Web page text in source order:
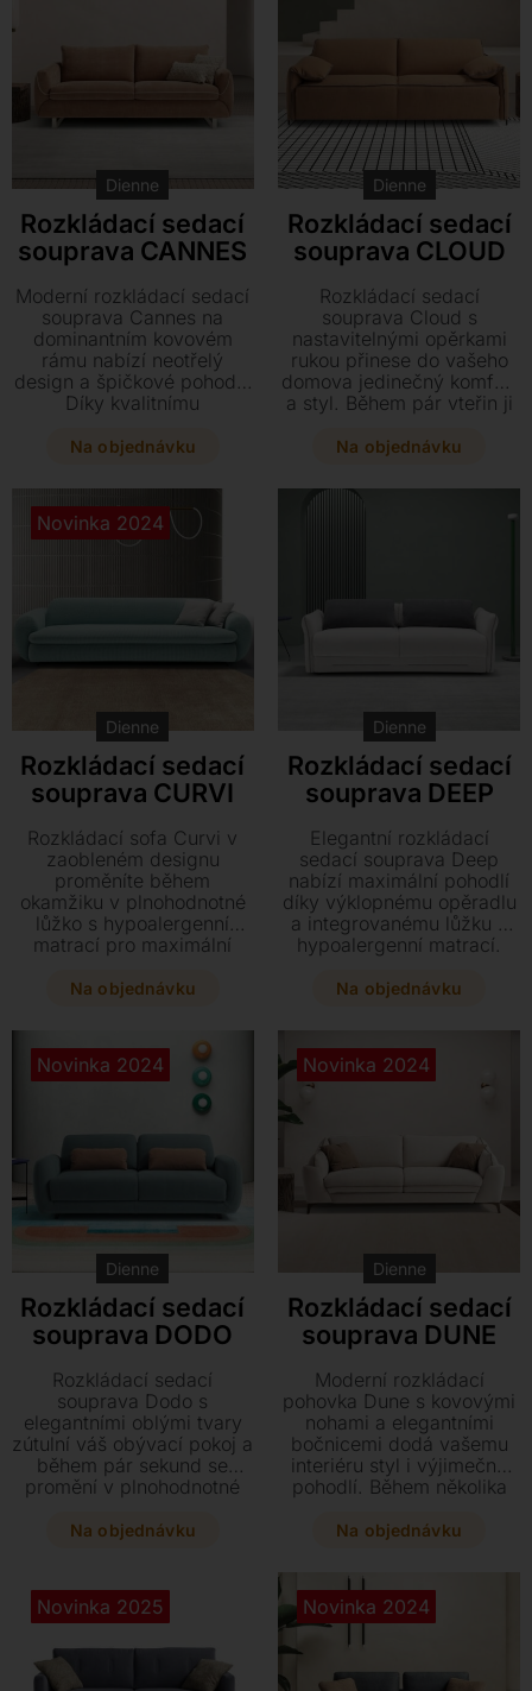
Dienne
Rozkládací sedací
souprava CANNES
Moderní rozkládací sedací
souprava Cannes na
dominantním kovovém
rámu nabízí neotřelý
design a špičkové pohodlí.
Díky kvalitnímu
hypoalergenní matrací ji
proměníte v plnohodnotné
lůžko pro dokonalý spánek.
Vyberte si z široké škály
vašich představ.
Na objednávku
Dienne
Rozkládací sedací
souprava CLOUD
Rozkládací sedací
souprava Cloud s
nastavitelnými opěrkami
rukou přinese do vašeho
domova jedinečný komfort
a styl. Během pár vteřin ji
lůžko s hypoalergenní
mechanismem pro
dokonalý spánek. Vyberte
Na objednávku
Novinka 2024
Dienne
Rozkládací sedací
souprava CURVI
Rozkládací sofa Curvi v
zaobleném designu
proměníte během
okamžiku v plnohodnotné
lůžko s hypoalergenní
matrací pro maximální
kousek s odnímatelným
stejném provedení. Pro
snazší manipulaci lze
pohovku vybavit
praktickými kolečky.
Na objednávku
Dienne
Rozkládací sedací
souprava DEEP
Elegantní rozkládací
sedací souprava Deep
nabízí maximální pohodlí
díky výklopnému opěradlu
a integrovanému lůžku s
hypoalergenní matrací.
textilních materiálů s
vytvořte si dokonalé místo
pro každodenní relaxaci i
spánek.
Na objednávku
Novinka 2024
Dienne
Rozkládací sedací
souprava DODO
Rozkládací sedací
souprava Dodo s
elegantními oblými tvary
zútulní váš obývací pokoj a
během pár sekund se
promění v plnohodnotné
matrací. Tento kvalitní
dřevěnými nohami nabízí
jedinečný komfort pro
spánek.
Na objednávku
Novinka 2024
Dienne
Rozkládací sedací
souprava DUNE
Moderní rozkládací
pohovka Dune s kovovými
nohami a elegantními
bočnicemi dodá vašemu
interiéru styl i výjimečné
pohodlí. Během několika
plnohodnotné lůžko s
které zajistí dokonalý
komfort při každodenním
spaní.
Na objednávku
Novinka 2025 Novinka 2024